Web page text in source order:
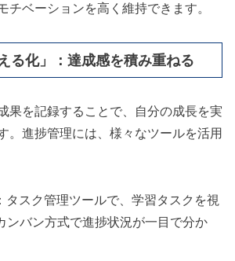
チベーションを高く維持できます。
る化」：達成感を積み重ねる
果を記録することで、自分の成長を実
。進捗管理には、様々なツールを活用
：タスク管理ツールで、学習タスクを視
ンバン方式で進捗状況が一目で分か